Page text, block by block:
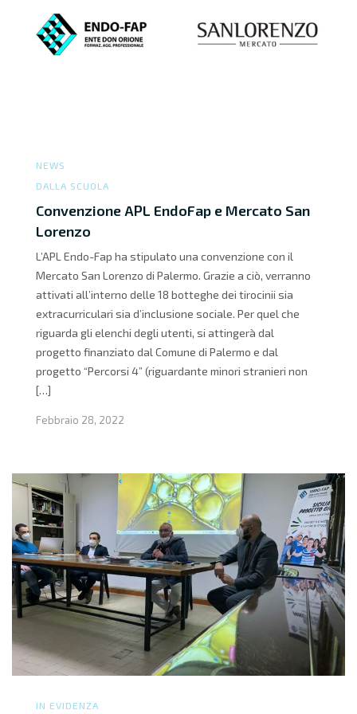
NEWS
DALLA SCUOLA
Convenzione APL EndoFap e Mercato San
Lorenzo
L’APL Endo-Fap ha stipulato una convenzione con il
Mercato San Lorenzo di Palermo. Grazie a ciò, verranno
attivati all’interno delle 18 botteghe dei tirocinii sia
extracurriculari sia d’inclusione sociale. Per quel che
riguarda gli elenchi degli utenti, si attingerà dal
progetto finanziato dal Comune di Palermo e dal
progetto “Percorsi 4” (riguardante minori stranieri non
[…]
Febbraio 28, 2022
IN EVIDENZA